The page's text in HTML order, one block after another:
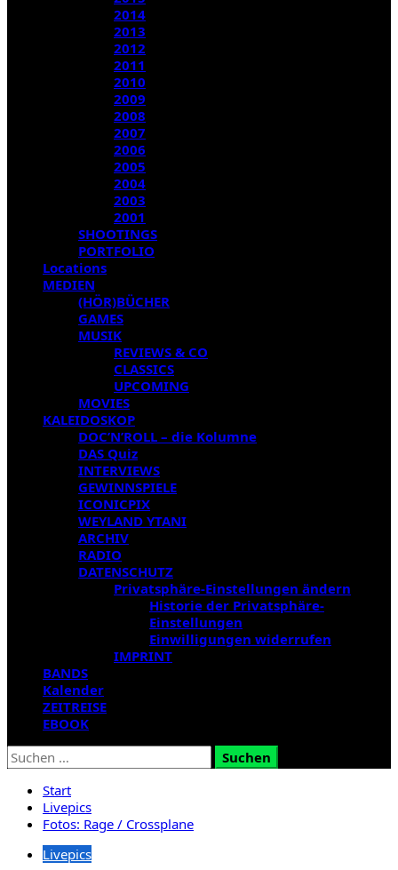
2014
2013
2012
2011
2010
2009
2008
2007
2006
2005
2004
2003
2001
SHOOTINGS
PORTFOLIO
Locations
MEDIEN
(HÖR)BÜCHER
GAMES
MUSIK
REVIEWS & CO
CLASSICS
UPCOMING
MOVIES
KALEIDOSKOP
DOC’N’ROLL – die Kolumne
DAS Quiz
INTERVIEWS
GEWINNSPIELE
ICONICPIX
WEYLAND YTANI
ARCHIV
RADIO
DATENSCHUTZ
Privatsphäre-Einstellungen ändern
Historie der Privatsphäre-
Einstellungen
Einwilligungen widerrufen
IMPRINT
BANDS
Kalender
ZEITREISE
EBOOK
Suchen
nach:
Start
Livepics
Fotos: Rage / Crossplane
Livepics